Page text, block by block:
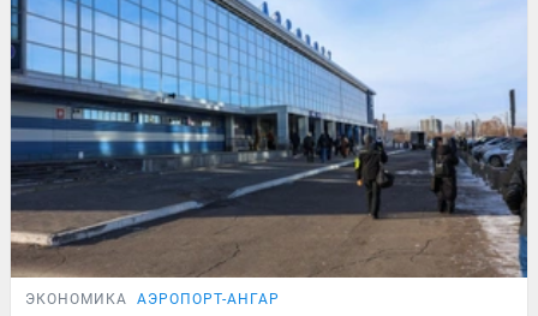
ЭКОНОМИКА АЭРОПОРТ-АНГАР